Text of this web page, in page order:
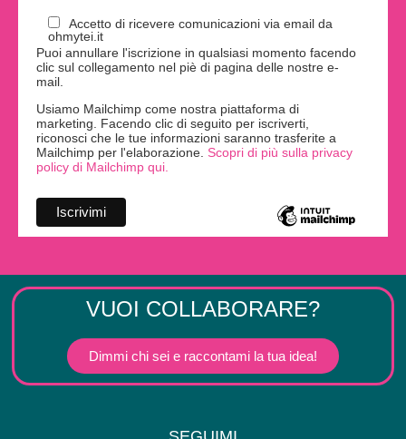
Accetto di ricevere comunicazioni via email da
ohmytei.it
Puoi annullare l'iscrizione in qualsiasi momento facendo
clic sul collegamento nel piè di pagina delle nostre e-
mail.
Usiamo Mailchimp come nostra piattaforma di
marketing. Facendo clic di seguito per iscriverti,
riconosci che le tue informazioni saranno trasferite a
Mailchimp per l'elaborazione. Scopri di più sulla privacy
policy di Mailchimp qui.
VUOI COLLABORARE?
Dimmi chi sei e raccontami la tua idea!